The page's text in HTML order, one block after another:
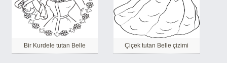
Bir Kurdele tutan Belle Çiçek tutan Belle çizimi